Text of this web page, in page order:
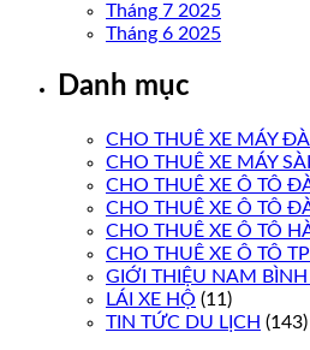
Tháng 7 2025
Tháng 6 2025
Danh mục
CHO THUÊ XE MÁY
CHO THUÊ XE MÁY
CHO THUÊ XE Ô TÔ
CHO THUÊ XE Ô TÔ
CHO THUÊ XE Ô TÔ
CHO THUÊ XE Ô TÔ
GIỚI THIỆU NAM BÌNH
LÁI XE HỘ (11)
TIN TỨC DU LỊCH (143)